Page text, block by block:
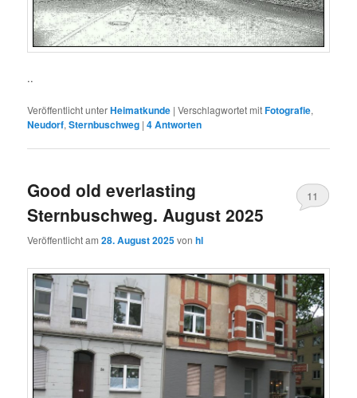
..
Veröffentlicht unterHeimatkunde |Verschlagwortet mitFotografie,
Neudorf,Sternbuschweg |4Antworten
Good old everlasting
Sternbuschweg. August 2025
Veröffentlicht am28. August 2025vonhl
11